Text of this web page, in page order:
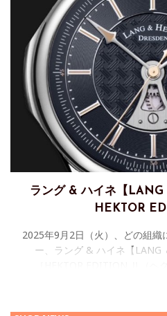
ラング & ハイネ【
HEKTOR
2025年9月2日（火）、どの組織
ー、ラング & ハイネ【LANG
Ⅱ）］が発表されま